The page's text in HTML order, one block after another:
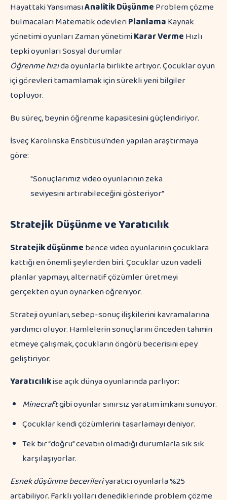
Hayattaki YansımasıAnalitik DüşünmeProblem çözme
bulmacaları Matematik ödevleriPlanlamaKaynak
yönetimi oyunları Zaman yönetimiKarar VermeHızlı
tepki oyunları Sosyal durumlar
Öğrenme hızıda oyunlarla birlikte artıyor. Çocuklar oyun
içi görevleri tamamlamak için sürekli yeni bilgiler
topluyor.
Bu süreç, beynin öğrenme kapasitesini güçlendiriyor.
İsveç Karolinska Enstitüsü'nden yapılan araştırmaya
göre:
"Sonuçlarımız video oyunlarının zeka
seviyesini artırabileceğini gösteriyor"
Stratejik Düşünme ve Yaratıcılık
Stratejik düşünmebence video oyunlarının çocuklara
kattığı en önemli şeylerden biri. Çocuklar uzun vadeli
planlar yapmayı, alternatif çözümler üretmeyi
gerçekten oyun oynarken öğreniyor.
Strateji oyunları, sebep-sonuç ilişkilerini kavramalarına
yardımcı oluyor. Hamlelerin sonuçlarını önceden tahmin
etmeye çalışmak, çocukların öngörü becerisini epey
geliştiriyor.
Yaratıcılıkise açık dünya oyunlarında parlıyor:
Minecraftgibi oyunlar sınırsız yaratım imkanı sunuyor.
Çocuklar kendi çözümlerini tasarlamayı deniyor.
Tek bir “doğru” cevabın olmadığı durumlarla sık sık
karşılaşıyorlar.
Esnek düşünme becerileriyaratıcı oyunlarla %25
artabiliyor. Farklı yolları denediklerinde problem çözme